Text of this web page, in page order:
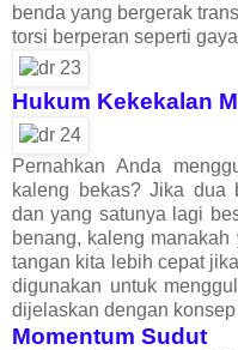
benda yang bergerak
torsi berperan seperti
Hukum Kekekalan
Pernahkan Anda
kaleng bekas? Jika dua
dan yang satunya lagi
benang, kaleng
tangan kita lebih cepat
digunakan untuk
dijelaskan dengan
Momentum Sudut